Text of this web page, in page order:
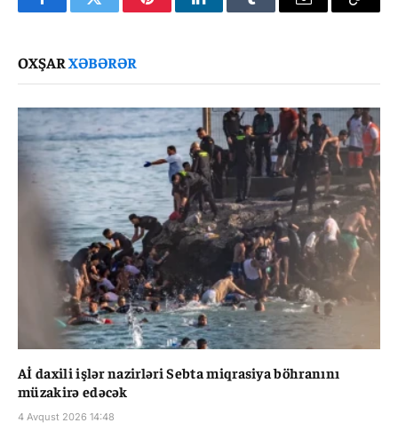
FacebookTwitter PinterestLinkedInTumblr Email
Copy
OXŞARXƏBƏRƏR
Aİ daxili işlər nazirləri Sebta miqrasiya böhranını
müzakirə edəcək
4 Avqust 2026 14:48